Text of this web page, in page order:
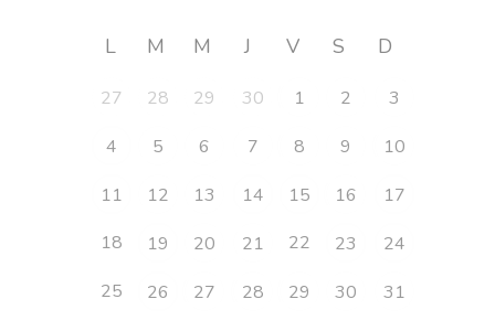
L M M J V S D
27 28 29 30 1 2
3
4
5 6 7 8 9
10
11
12 13 14 15 16
17
18
19 20 21 22 23
24
25
26 27 28 29 30 31